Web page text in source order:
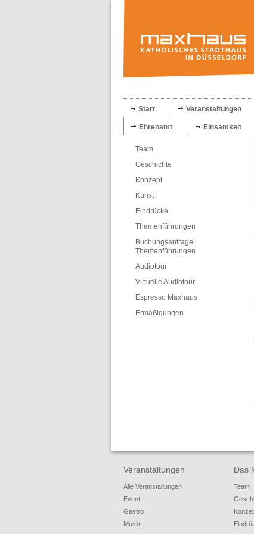
Start Veranstaltungen
Ehrenamt Einsamkeit
Team
Geschichte
Konzept
Kunst
Eindrücke
Themenführungen
Buchungsanfrage
Themenführungen
Audiotour
Virtuelle Audiotour
Espresso Maxhaus
Ermäßigungen
Veranstaltungen
Alle Veranstaltungen
Event
Gastro
Musik
Das
Team